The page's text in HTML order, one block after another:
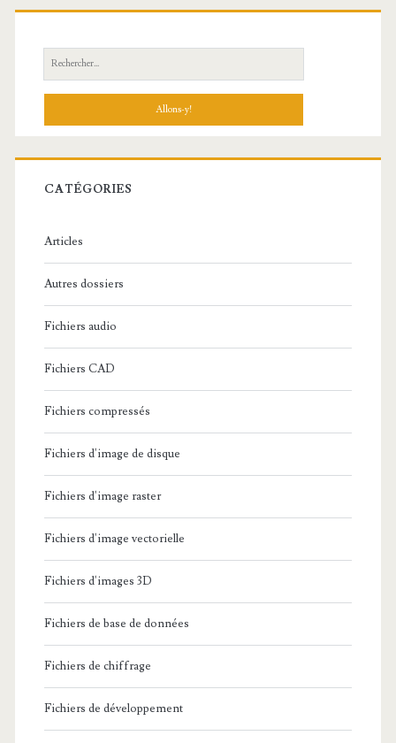
R
e
h
r
c
:
CATÉGORIES
Articles
Autres dossiers
Fichiers audio
Fichiers CAD
Fichiers compressés
Fichiers d'image de disque
Fichiers d'image raster
Fichiers d'image vectorielle
Fichiers d'images 3D
Fichiers de base de données
Fichiers de chiffrage
Fichiers de développement